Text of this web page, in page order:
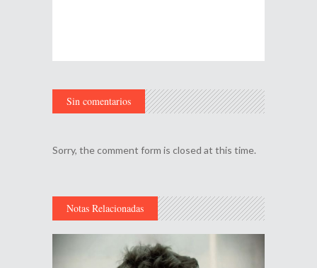
Sin comentarios
Sorry, the comment form is closed at this time.
Notas Relacionadas